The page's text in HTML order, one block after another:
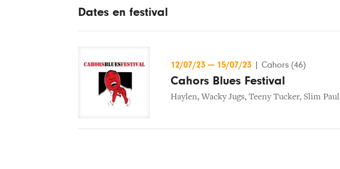
Dates en festival
12/07/23 — 15/07/23 Cahors (46)
Cahors Blues Festival
Haylen,Wacky Jugs, Teeny Tucker, Slim Paul